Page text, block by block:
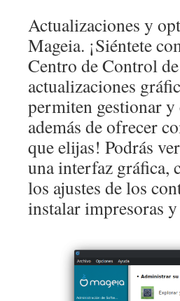
Actualizaciones y
Mageia. ¡Siéntete
Centro de Control
actualizaciones
permiten gestionar
además de ofrecer
que elijas! Podrás
una interfaz gráfica,
los ajustes de los
instalar impresoras